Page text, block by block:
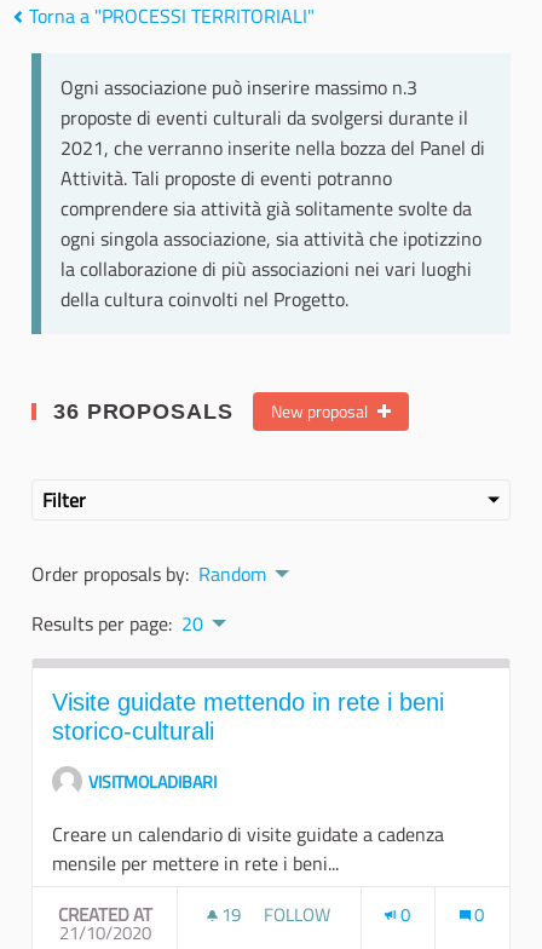
Torna a "PROCESSI TERRITORIALI"
Ogni associazione può inserire massimo n.3
proposte di eventi culturali da svolgersi durante il
2021, che verranno inserite nella bozza del Panel di
Attività. Tali proposte di eventi potranno
comprendere sia attività già solitamente svolte da
ogni singola associazione, sia attività che ipotizzino
la collaborazione di più associazioni nei vari luoghi
della cultura coinvolti nel Progetto.
36 PROPOSALS New proposal
Filter
Order proposals by: Random
Results per page: 20
Visite guidate mettendo in rete i beni
storico-culturali
VISITMOLADIBARI
Creare un calendario di visite guidate a cadenza
mensile per mettere in rete i beni...
CREATED AT
21/10/2020
19 19 FOLLOWERS
FOLLOW 0 0